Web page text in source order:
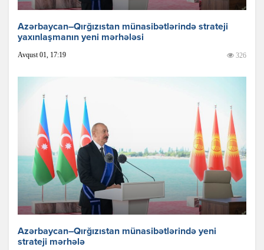
Azərbaycan–Qırğızıstan münasibətlərində strateji
yaxınlaşmanın yeni mərhələsi
Avqust 01, 17:19 326
Azərbaycan–Qırğızıstan münasibətlərində yeni
strateji mərhələ